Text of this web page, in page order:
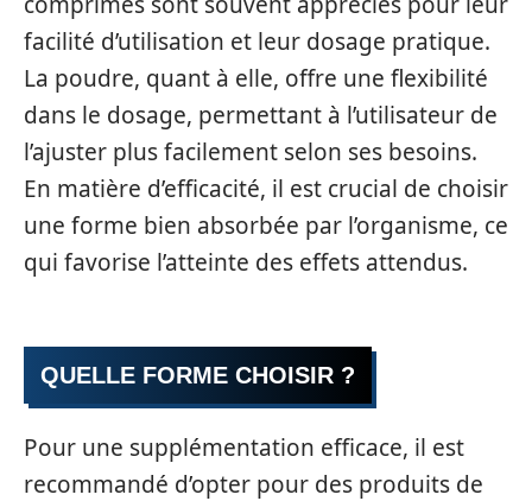
facilité d’utilisation et leur dosage pratique.
La poudre, quant à elle, offre une flexibilité
dans le dosage, permettant à l’utilisateur de
l’ajuster plus facilement selon ses besoins.
En matière d’efficacité, il est crucial de choisir
une forme bien absorbée par l’organisme, ce
qui favorise l’atteinte des effets attendus.
QUELLE FORME CHOISIR ?
Pour une supplémentation efficace, il est
recommandé d’opter pour des produits de